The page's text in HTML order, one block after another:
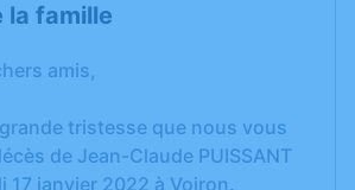
la famille
amis,
grande tristesse que nous vous
de Jean-Claude PUISSANT
17 janvier 2022 à Voiron.